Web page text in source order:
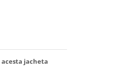
jacheta